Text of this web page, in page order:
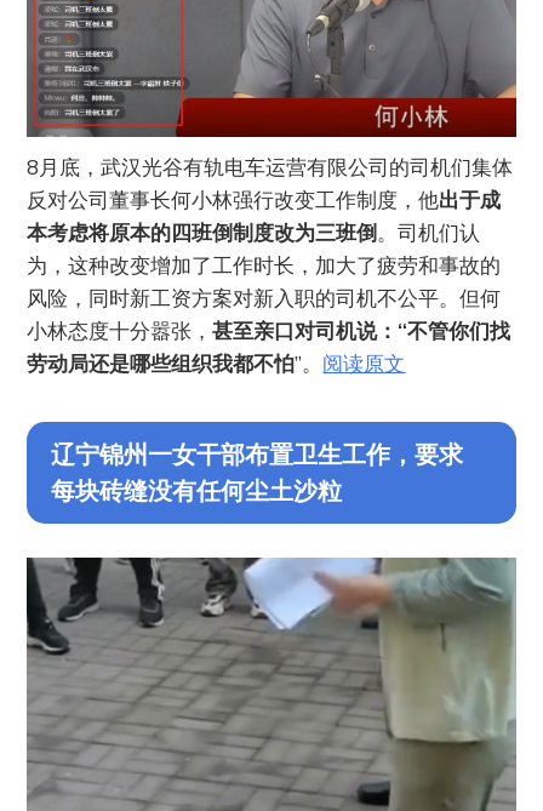
8月底，武汉光谷有轨电车运营有限公司的司机们集体
反对公司董事长何小林强行改变工作制度，他出于成
本考虑将原本的四班倒制度改为三班倒。司机们认
为，这种改变增加了工作时长，加大了疲劳和事故的
风险，同时新工资方案对新入职的司机不公平。但何
小林态度十分嚣张，甚至亲口对司机说：“不管你们找
劳动局还是哪些组织我都不怕”。 阅读原文
辽宁锦州一女干部布置卫生工作，要求
每块砖缝没有任何尘土沙粒